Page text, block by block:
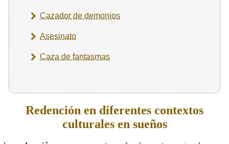
Cazador de demonios
Asesinato
Caza de fantasmas
Redención en diferentes contextos
culturales en sueños